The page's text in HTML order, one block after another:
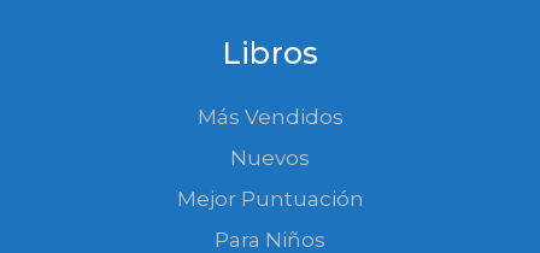
Libros
Más Vendidos
Nuevos
Mejor Puntuación
Para Niños